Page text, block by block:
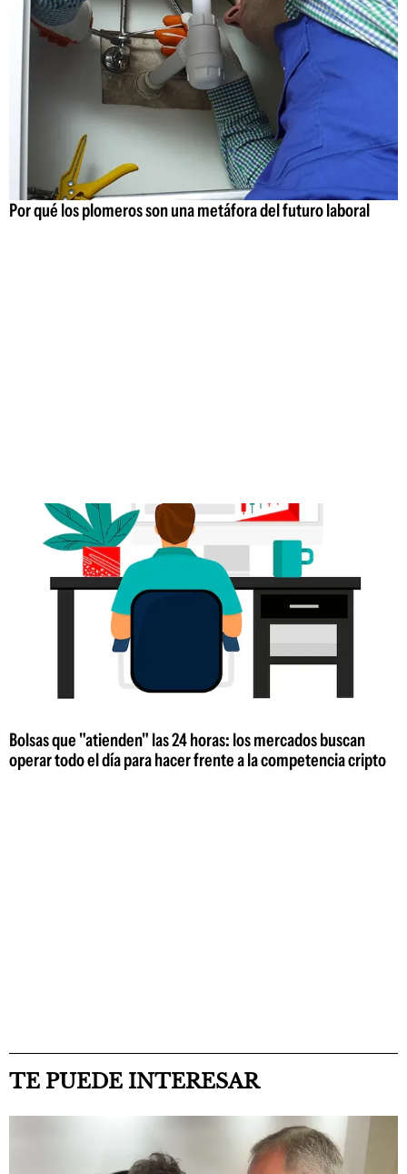
Por qué los plomeros son una metáfora del futuro laboral
Bolsas que "atienden" las 24 horas: los mercados buscan
operar todo el día para hacer frente a la competencia cripto
TE PUEDE INTERESAR